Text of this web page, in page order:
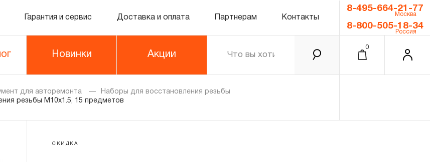
Гарантия и сервис Доставка и оплата Партнерам Контакты
8-495-664-21-77
Москва
8-800-505-18-34
Россия
Новинки Акции
0
для авторемонта
Наборы для восстановления резьбы
резьбы M10x1.5, 15 предметов
СКИДКА